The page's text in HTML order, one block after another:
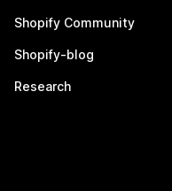
Shopify Community
Shopify-blog
Research